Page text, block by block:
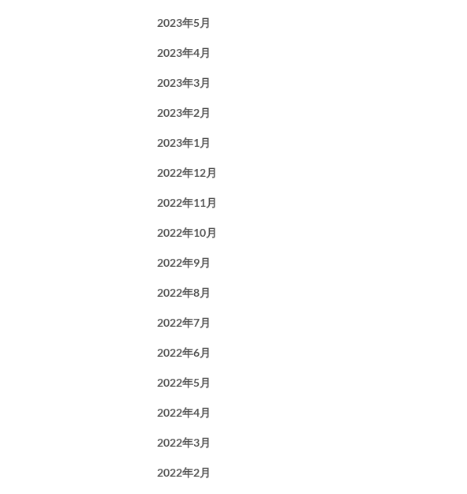
2023年5月
2023年4月
2023年3月
2023年2月
2023年1月
2022年12月
2022年11月
2022年10月
2022年9月
2022年8月
2022年7月
2022年6月
2022年5月
2022年4月
2022年3月
2022年2月